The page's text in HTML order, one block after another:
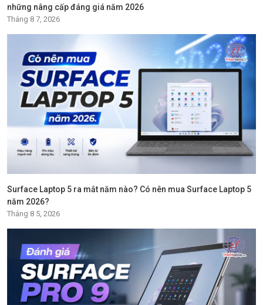
những nâng cấp đáng giá năm 2026
Tháng 8 7, 2026
Surface Laptop 5 ra mắt năm nào? Có nên mua Surface Laptop 5
năm 2026?
Tháng 8 5, 2026